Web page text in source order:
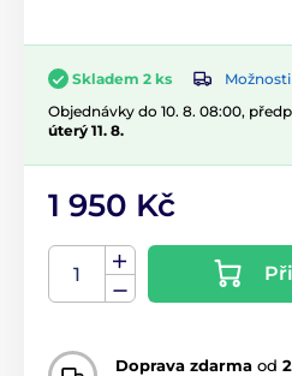
Skladem 2 ks
Možnosti
Objednávky do 10. 8. 08:00,
úterý 11. 8.
1 950 Kč
Doprava zdarma od